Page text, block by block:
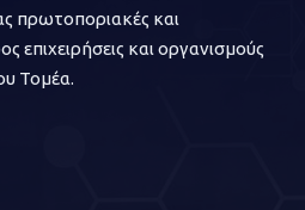
πρωτοποριακές και
επιχειρήσεις και οργανισμούς
Τομέα.